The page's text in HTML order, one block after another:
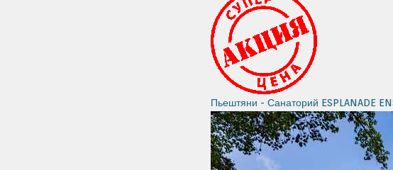
Пьештяни - Санаторий ESPLANADE